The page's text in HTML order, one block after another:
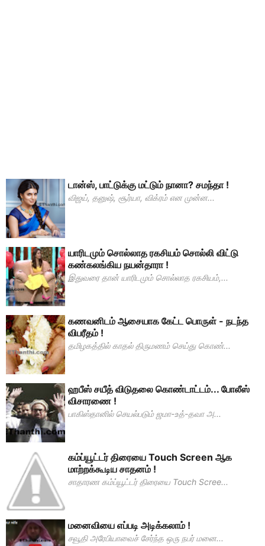
டான்ஸ், பாட்டுக்கு மட்டும் நானா? சமந்தா !
விஜய், தனுஷ், சூர்யா, விக்ரம் என முன்ன...
யாரிடமும் சொல்லாத ரகசியம் சொல்லி விட்டு
கண்கலங்கிய நயன்தாரா !
இதுவரை தான் யாரிடமும் சொல்லாத ரகசியம்,...
கணவனிடம் ஆசையாக கேட்ட பொருள் - நடந்த
விபரீதம் !
தமிழகத்தில் காதல் திருமணம் செய்து கொண்...
ஹபீஸ் சயீத் விடுதலை கொண்டாட்டம்... போலீஸ்
விசாரணை !
பாகிஸ்தானில் செயல்படும் ஜமா-உத்-தவா அ...
கம்ப்யூட்டர் திரையை Touch Screen ஆக
மாற்றக்கூடிய சாதனம் !
சாதாரண கம்ப்யூட்டர் திரையை Touch Scree...
மனைவியை எப்படி அடிக்கலாம் !
சவூதி அரேபியாவைச் சேர்ந்த ஒரு நபர் மனை...